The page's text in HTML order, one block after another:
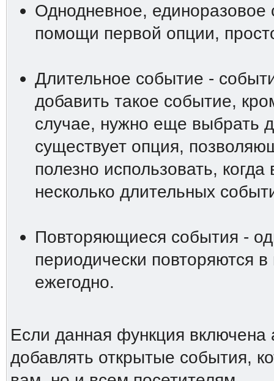
Однодневное,
помощи первой опции,
Длительное событие -
добавить такое событие,
случае, нужно еще выбрать
существует опция,
полезно использовать,
несколько длительных
Повторяющиеся события -
периодически повторяются
ежегодно.
Если данная функция
добавлять открытые события,